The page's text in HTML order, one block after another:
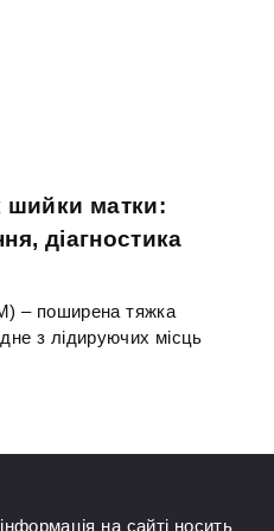
шийки матки:
діагностика
– поширена тяжка
з лідируючих місць
на сайті носить